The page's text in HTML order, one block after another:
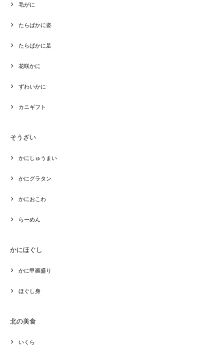
毛がに
たらばかに姿
たらばかに足
花咲かに
ずわいかに
カニギフト
そうざい
かにしゅうまい
かにグラタン
かにおこわ
らーめん
かにほぐし
かに甲羅盛り
ほぐし身
北の美食
いくら